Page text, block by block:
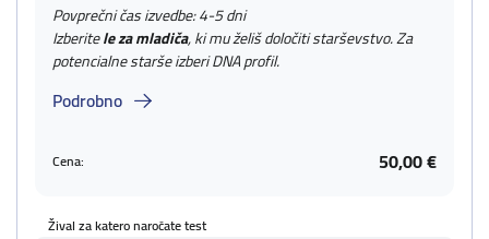
Povprečni čas izvedbe: 4-5 dni
Izberitele za mladiča, ki mu želiš določiti starševstvo. Za
potencialne starše izberi DNA profil.
Podrobno
Cena: 50,00 €
Žival za katero naročate test